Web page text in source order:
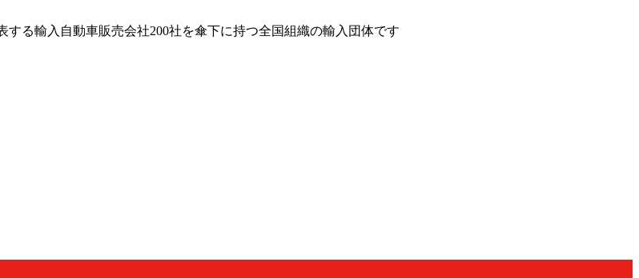
る輸入自動車販売会社200社を傘下に持つ全国組織の輸入団体です